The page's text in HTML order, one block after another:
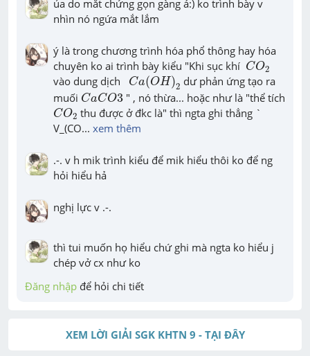
ủa do mắt chứng gọn gàng á:) ko trình bày v
nhìn nó ngứa mắt lắm
ý là trong chương trình hóa phổ thông hay hóa
chuyên ko ai trình bày kiểu "Khi sục khí CO2
CO2
vào dung dịch Ca(OH)2
Ca(OH)2
dư phản ứng tạo ra
muối CaCO3
CaCO3
CO2
CO2 thu được ở đkc là" thì ngta ghi thẳng `
V_(CO... xem thêm
.-. v h mik trình kiểu để mik hiểu thôi ko để ng
hỏi hiểu hả
nghị lực v .-.
thì tui muốn họ hiểu chứ ghi mà ngta ko hiểu j
chép vở cx như ko
Đăng nhập để hỏi chi tiết
XEM LỜI GIẢI SGK KHTN 9 - TẠI ĐÂY